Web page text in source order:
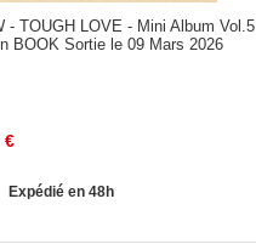
- TOUGH LOVE - Mini Album Vol.5
BOOK Sortie le 09 Mars 2026
€
Expédié en 48h